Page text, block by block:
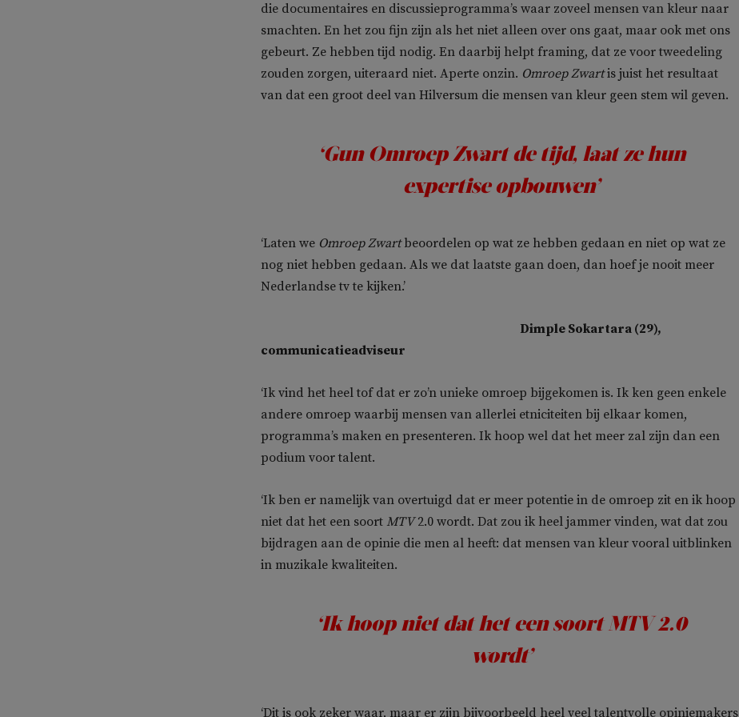
die documentaires en discussieprogramma’s waar zoveel mensen van kleur naar
smachten. En het zou fijn zijn als het niet alleen over ons gaat, maar ook met ons
gebeurt. Ze hebben tijd nodig. En daarbij helpt framing, dat ze voor tweedeling
zouden zorgen, uiteraard niet. Aperte onzin. Omroep Zwartis juist het resultaat
van dat een groot deel van Hilversum die mensen van kleur geen stem wil geven.
‘Gun Omroep Zwartde tijd, laat ze hun
expertise opbouwen’
‘Laten we Omroep Zwartbeoordelen op wat ze hebben gedaan en niet op wat ze
nog niet hebben gedaan. Als we dat laatste gaan doen, dan hoef je nooit meer
Nederlandse tv te kijken.’
Dimple Sokartara (29),
communicatieadviseur
‘Ik vind het heel tof dat er zo’n unieke omroep bijgekomen is. Ik ken geen enkele
andere omroep waarbij mensen van allerlei etniciteiten bij elkaar komen,
programma’s maken en presenteren. Ik hoop wel dat het meer zal zijn dan een
podium voor talent.
‘Ik ben er namelijk van overtuigd dat er meer potentie in de omroep zit en ik hoop
niet dat het een soort MTV2.0 wordt. Dat zou ik heel jammer vinden, wat dat zou
bijdragen aan de opinie die men al heeft: dat mensen van kleur vooral uitblinken
in muzikale kwaliteiten.
‘Ik hoop niet dat het een soort MTV 2.0
wordt’
‘Dit is ook zeker waar, maar er zijn bijvoorbeeld heel veel talentvolle opiniemakers